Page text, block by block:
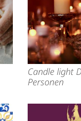
Candle light
Personen